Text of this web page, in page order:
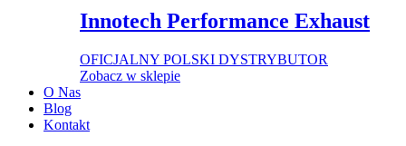
Innotech Performance Exhaust
OFICJALNY POLSKI DYSTRYBUTOR
Zobacz w sklepie
O Nas
Blog
Kontakt